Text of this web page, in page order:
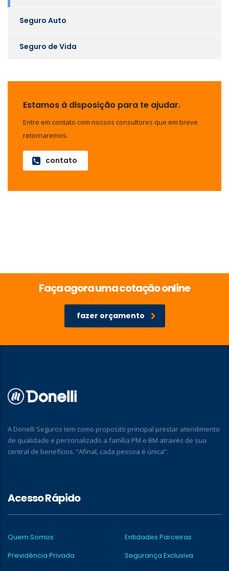
Seguro Auto
Seguro de Vida
Estamos à disposição para te ajudar.
Entre em contato com nossos consultores que em breve
retornaremos.
contato
Faça agora uma cotação online
fazer orçamento
A Donelli Seguros tem como proposito principal prestar atendimento
de qualidade e personalizado a família PM e BM através de sua
central de benefícios. “Afinal, cada pessoa é única”.
Acesso Rápido
Quem Somos
Entidades Parceiras
Previdência Privada
Segurança Exclusiva